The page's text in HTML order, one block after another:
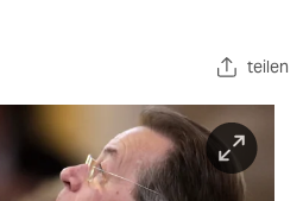
teilen